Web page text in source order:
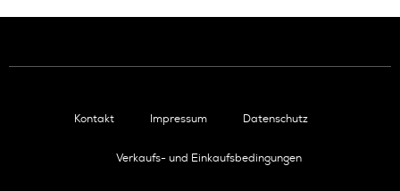
Kontakt Impressum Datenschutz
Verkaufs- und Einkaufsbedingungen